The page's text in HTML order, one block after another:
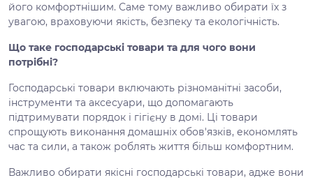
його комфортнішим. Саме тому важливо обирати їх з
увагою, враховуючи якість, безпеку та екологічність.
Що таке господарські товари та для чого вони
потрібні?
Господарські товари включають різноманітні засоби,
інструменти та аксесуари, що допомагають
підтримувати порядок і гігієну в домі. Ці товари
спрощують виконання домашніх обов'язків, економлять
час та сили, а також роблять життя більш комфортним.
Важливо обирати якісні господарські товари, адже вони